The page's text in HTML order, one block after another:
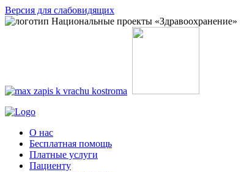
Версия для слабовидящих
О нас
Бесплатная помощь
Платные услуги
Пациенту